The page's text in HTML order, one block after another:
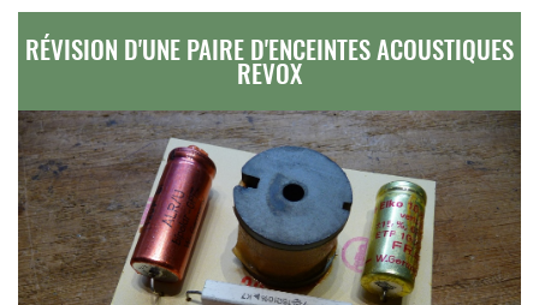
RÉVISION D'UNE PAIRE D'ENCEINTES ACOUSTIQUES
REVOX